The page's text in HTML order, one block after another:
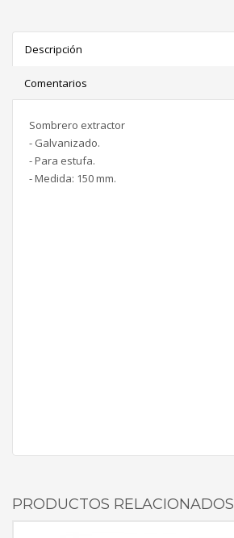
Descripción
Comentarios
Sombrero extractor
- Galvanizado.
- Para estufa.
- Medida: 150 mm.
PRODUCTOS RELACIONADOS